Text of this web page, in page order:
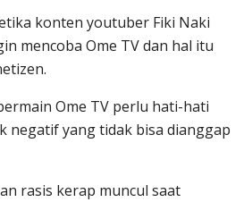
konten youtuber Fiki Naki
mencoba Ome TV dan hal itu
Ome TV perlu hati-hati
negatif yang tidak bisa dianggap
rasis kerap muncul saat